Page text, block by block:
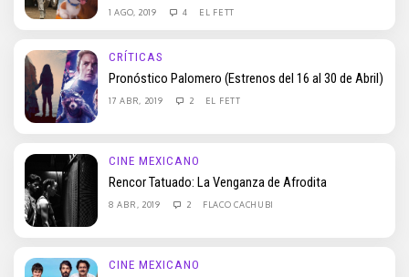
1 AGO, 2019 4 EL FETT
CRÍTICAS
Pronóstico Palomero (Estrenos del 16 al 30 de Abril)
17 ABR, 2019 2 EL FETT
CINE MEXICANO
Rencor Tatuado: La Venganza de Afrodita
8 ABR, 2019 2 FLACO CACHUBI
CINE MEXICANO